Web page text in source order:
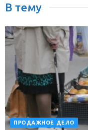
В тему
ПРОДАЖНОЕ ДЕЛО